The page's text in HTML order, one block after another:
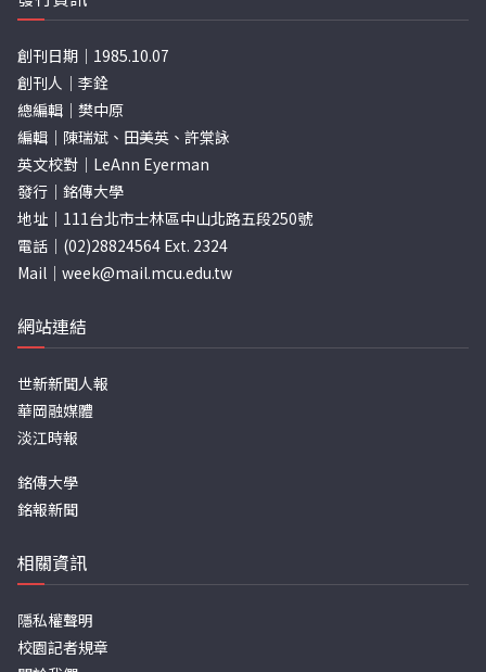
創刊日期｜1985.10.07
創刊人｜李銓
總編輯｜樊中原
編輯｜陳瑞斌、田美英、許棠詠
英文校對｜LeAnn Eyerman
發行｜銘傳大學
地址｜111台北市士林區中山北路五段250號
電話｜(02)28824564 Ext. 2324
Mail｜ week@mail.mcu.edu.tw
網站連結
世新新聞人報
華岡融媒體
淡江時報
銘傳大學
銘報新聞
相關資訊
隱私權聲明
校園記者規章